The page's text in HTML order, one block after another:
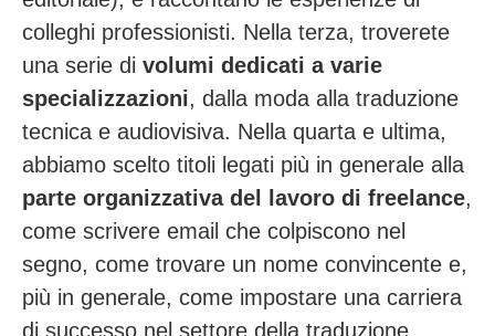
colleghi professionisti. Nella terza, troverete
una serie di volumi dedicati a varie
specializzazioni, dalla moda alla traduzione
tecnica e audiovisiva. Nella quarta e ultima,
abbiamo scelto titoli legati più in generale alla
parte organizzativa del lavoro di freelance,
come scrivere email che colpiscono nel
segno, come trovare un nome convincente e,
più in generale, come impostare una carriera
di successo nel settore della traduzione.